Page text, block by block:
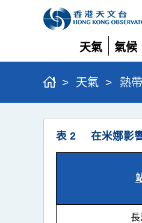
天氣
展
開
氣候
展
開
> 天氣 > 熱
強
烈
風
表 2 在米娜影響
長